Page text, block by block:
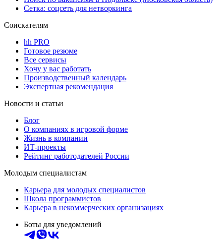
Сетка: соцсеть для нетворкинга
Соискателям
hh PRO
Готовое резюме
Все сервисы
Хочу у вас работать
Производственный календарь
Экспертная рекомендация
Новости и статьи
Блог
О компаниях в игровой форме
Жизнь в компании
ИТ-проекты
Рейтинг работодателей России
Молодым специалистам
Карьера для молодых специалистов
Школа программистов
Карьера в некоммерческих организациях
Боты для уведомлений